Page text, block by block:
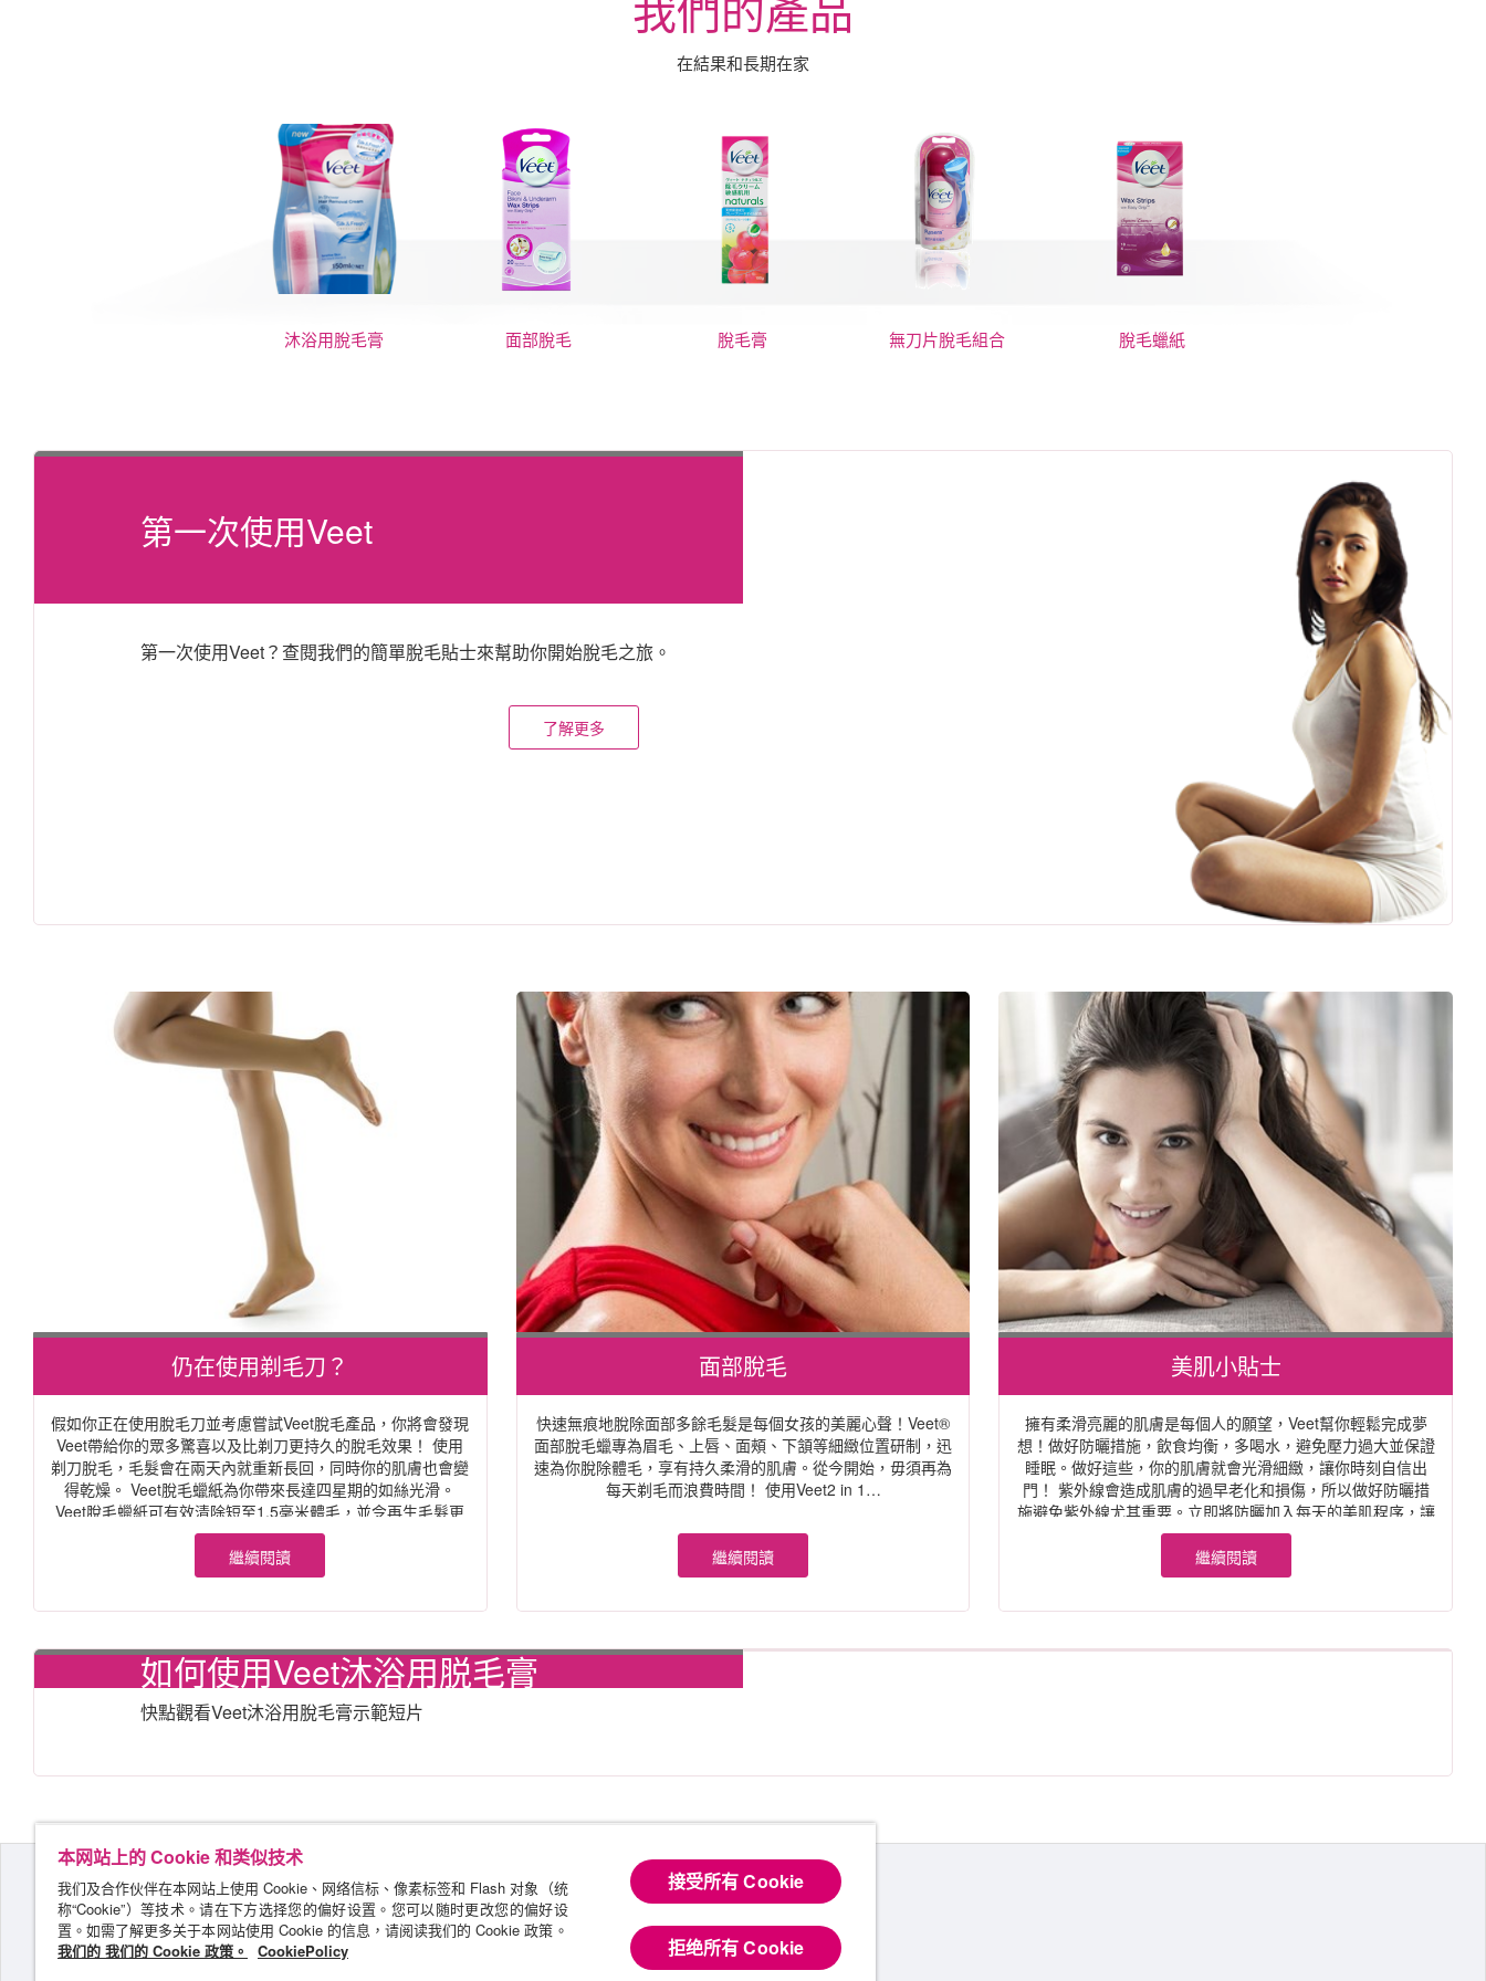
在結果和長期在家
沐浴用脫毛膏 面部脫毛 脫毛膏 無刀片脫毛組合 脫毛蠟紙
第一次使用Veet
第一次使用Veet？查閱我們的簡單脫毛貼士來幫助你開始脫毛之旅。
了解更多
仍在使用剃毛刀？
假如你正在使用脫毛刀並考慮嘗試Veet脫毛產品，你將會發現
Veet帶給你的眾多驚喜以及比剃刀更持久的脫毛效果！ 使用
剃刀脫毛，毛髮會在兩天內就重新長回，同時你的肌膚也會變
得乾燥。 Veet脫毛蠟紙為你帶來長達四星期的如絲光滑。
Veet脫毛蠟紙可有效清除短至1.5毫米體毛，並令再生毛髮更
加柔軟幼細…
繼續閱讀
面部脫毛
快速無痕地脫除面部多餘毛髮是每個女孩的美麗心聲！Veet®
面部脫毛蠟專為眉毛、上唇、面頰、下頷等細緻位置研制，迅
速為你脫除體毛，享有持久柔滑的肌膚。從今開始，毋須再為
每天剃毛而浪費時間！ 使用Veet2 in 1…
繼續閱讀
美肌小貼士
擁有柔滑亮麗的肌膚是每個人的願望，Veet幫你輕鬆完成夢
想！做好防曬措施，飲食均衡，多喝水，避免壓力過大並保證
睡眠。做好這些，你的肌膚就會光滑細緻，讓你時刻自信出
門！ 紫外線會造成肌膚的過早老化和損傷，所以做好防曬措
施避免紫外線尤其重要。立即將防曬加入每天的美肌程序，讓
肌膚時刻動人！ 雖然“每天…
繼續閱讀
如何使用Veet沐浴用脱毛膏
快點觀看Veet沐浴用脫毛膏示範短片
本网站上的 Cookie 和类似技术
我们及合作伙伴在本网站上使用 Cookie、网络信标、像素标签和 Flash 对象（统
称“Cookie”）等技术。请在下方选择您的偏好设置。您可以随时更改您的偏好设
置。如需了解更多关于本网站使用 Cookie 的信息，请阅读我们的 Cookie 政策。
我们的 我们的 Cookie 政策。
CookiePolicy
接受所有 Cookie
拒绝所有 Cookie